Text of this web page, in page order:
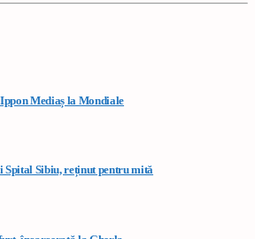
Mediaș la Mondiale
Sibiu, reținut pentru mită